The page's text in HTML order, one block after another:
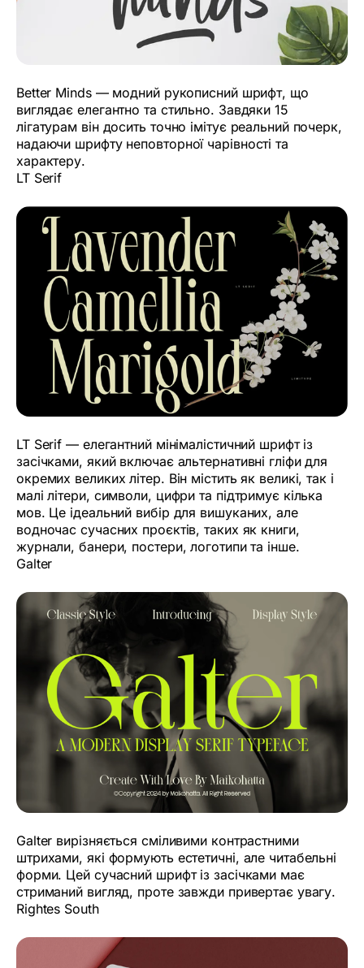
Better Minds — модний рукописний шрифт, що
виглядає елегантно та стильно. Завдяки 15
лігатурам він досить точно імітує реальний почерк,
надаючи шрифту неповторної чарівності та
характеру.
LT Serif
LT Serif — елегантний мінімалістичний шрифт із
засічками, який включає альтернативні гліфи для
окремих великих літер. Він містить як великі, так і
малі літери, символи, цифри та підтримує кілька
мов. Це ідеальний вибір для вишуканих, але
водночас сучасних проєктів, таких як книги,
журнали, банери, постери, логотипи та інше.
Galter
Galter вирізняється сміливими контрастними
штрихами, які формують естетичні, але читабельні
форми. Цей сучасний шрифт із засічками має
стриманий вигляд, проте завжди привертає увагу.
Rightes South